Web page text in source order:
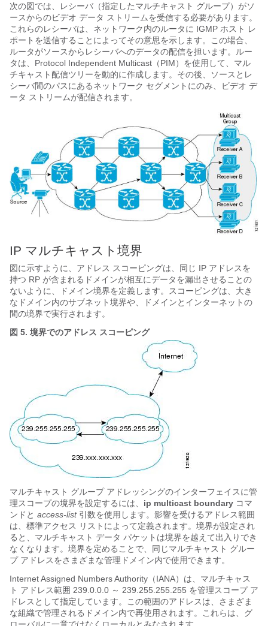
次の図では、レシーバ（指定したマルチキャスト グループ）がソ
ースからのビデオ データ ストリームを受信する必要があります。
これらのレシーバは、ネットワーク内のルータに IGMP ホスト レ
ポートを送信することによってその意思を示します。この場合、
ルータがソースからレシーバへのデータの配信を担います。ルー
タは、Protocol Independent Multicast（PIM）を使用して、マル
チキャスト配信ツリーを動的に作成します。その後、ソースとレ
シーバ間のパスにあるネットワーク セグメントにのみ、ビデオ デ
ータ ストリームが配信されます。
IP マルチキャスト境界
図に示すように、アドレス スコーピングは、同じ IP アドレスを
持つ RP が含まれるドメインが相互にデータを漏出させることの
ないように、ドメイン境界を定義します。スコーピングは、大き
なドメイン内のサブネット境界や、ドメインとインターネットの
間の境界で実行されます。
図 5. 境界でのアドレス スコーピング
マルチキャスト グループ アドレッシングのインターフェイスに管
理スコープの境界を設定するには、 ip multicast boundary コマ
ンドと access-list 引数を使用します。影響を受けるアドレス範囲
は、標準アクセス リストによって定義されます。境界が設定され
ると、マルチキャスト データ パケットは境界を越えて出入りでき
なくなります。境界を定めることで、同じマルチキャスト グルー
プ アドレスをさまざまな管理ドメイン内で使用できます。
Internet Assigned Numbers Authority（IANA）は、マルチキャス
ト アドレス範囲 239.0.0.0 ～ 239.255.255.255 を管理スコープ ア
ドレスとして指定しています。この範囲のアドレスは、さまざま
な組織で管理されるドメイン内で再使用されます。これらは、グ